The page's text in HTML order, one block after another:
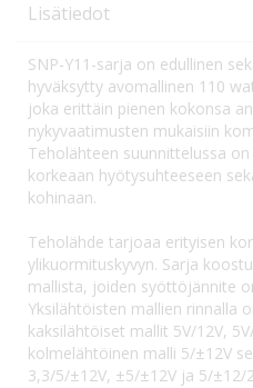
Lisätiedot
SNP-Y11-sarja on edullinen
hyväksytty avomallinen 110
joka erittäin pienen kokonsa
nykyvaatimusten mukaisiin
Teholähteen suunnittelussa
korkeaan hyötysuhteeseen
kohinaan.
Teholähde tarjoaa erityisen
ylikuormituskyvyn. Sarja
mallista, joiden syöttöjännite
Yksilähtöisten mallien rinnalla
kaksilähtöiset mallit 5V/12V,
kolmelähtöinen malli 5/±12V
3,3/5/±12V, ±5/±12V ja 5/±12/